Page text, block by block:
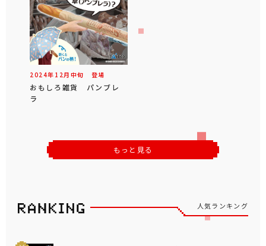
2024年 12 月 中旬 登場
おもしろ雑貨 パンブレ
ラ
もっと見る
人気ランキング